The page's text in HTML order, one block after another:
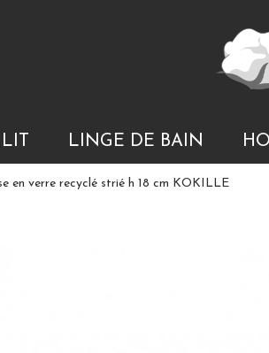
LINGE DE BAIN
en verre recyclé strié h 18 cm KOKILLE